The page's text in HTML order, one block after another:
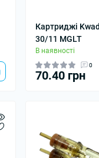
Картриджі
30/11 MGLT
В наявності
0
70.40 грн